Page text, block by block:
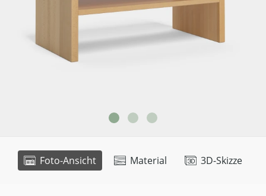
Foto-Ansicht Material 3D-Skizze